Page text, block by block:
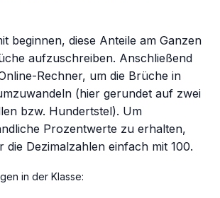
beginnen, diese Anteile am Ganzen
aufzuschreiben. Anschließend
Rechner, um die Brüche in
(hier gerundet auf zwei
bzw. Hundertstel). Um
Prozentwerte zu erhalten,
die Dezimalzahlen einfach mit 100.
in der Klasse: